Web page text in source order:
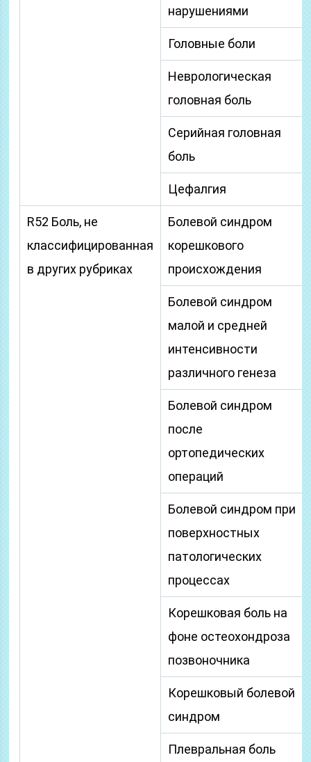
нарушениями
Головные боли
Неврологическая
головная боль
Серийная головная
боль
Цефалгия
R52 Боль, не
классифицированная
в других рубриках
Болевой синдром
корешкового
происхождения
Болевой синдром
малой и средней
интенсивности
различного генеза
Болевой синдром
после
ортопедических
операций
Болевой синдром при
поверхностных
патологических
процессах
Корешковая боль на
фоне остеохондроза
позвоночника
Корешковый болевой
синдром
Плевральная боль